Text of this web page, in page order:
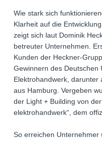
Wie stark sich
Klarheit auf die
zeigt sich laut Dominik
betreuter Unternehmen.
Kunden der Heckner-
Gewinnern des Deutschen
Elektrohandwerk, darunter
aus Hamburg. Vergeben
der Light + Building von
elektrohandwerk“, dem
So erreichen Unternehmer